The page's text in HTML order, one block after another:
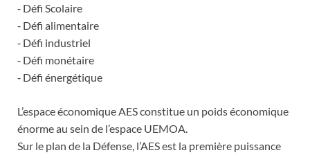
⁃ Défi Scolaire
⁃ Défi alimentaire
⁃ Défi industriel
⁃ Défi monétaire
⁃ Défi énergétique
L’espace économique AES constitue un poids économique
énorme au sein de l’espace UEMOA.
Sur le plan de la Défense, l’AES est la première puissance